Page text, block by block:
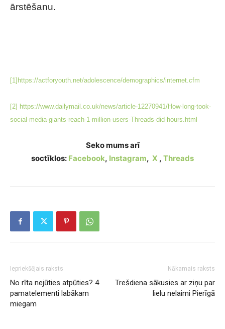
ārstēšanu.
[1] https://actforyouth.net/adolescence/demographics/internet.cfm
[2] https://www.dailymail.co.uk/news/article-12270941/How-long-took-
social-media-giants-reach-1-million-users-Threads-did-hours.html
Seko mums arī
soctīklos: Facebook, Instagram, X , Threads
Iepriekšējais raksts
No rīta nejūties atpūties? 4
pamatelementi labākam
miegam
Nākamais raksts
Trešdiena sākusies ar ziņu par
lielu nelaimi Pierīgā